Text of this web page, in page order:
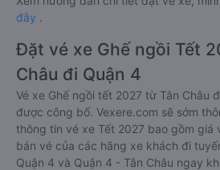
đây .
Đặt vé xe Ghế ngồi Tết
Châu đi Quận 4
Vé xe Ghế ngồi tết 2027 từ Tân Châu
được công bố. Vexere.com sẽ sớm
thông tin vé xe Tết 2027 bao gồm giá
bán vé của các hãng xe khách đi
Quận 4 và Quận 4 - Tân Châu ngay